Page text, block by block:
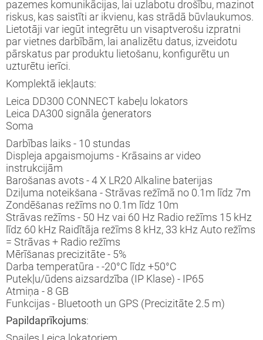
pazemes komunikācijas, lai uzlabotu drošību, mazinot
riskus, kas saistīti ar ikvienu, kas strādā būvlaukumos.
Lietotāji var iegūt integrētu un visaptverošu izpratni
par vietnes darbībām, lai analizētu datus, izveidotu
pārskatus par produktu lietošanu, konfigurētu un
uzturētu ierīci.
Komplektā iekļauts:
Leica DD300 CONNECT kabeļu lokators
Leica DA300 signāla ģenerators
Soma
Darbības laiks - 10 stundas
Displeja apgaismojums - Krāsains ar video
instrukcijām
Barošanas avots - 4 X LR20 Alkaline baterijas
Dziļuma noteikšana - Strāvas režīmā no 0.1m līdz 7m
Zondēšanas režīms no 0.1m līdz 10m
Strāvas režīms - 50 Hz vai 60 Hz Radio režīms 15 kHz
līdz 60 kHz Raidītāja režīms 8 kHz, 33 kHz Auto režīms
= Strāvas + Radio režīms
Mērīšanas precizitāte - 5%
Darba temperatūra - -20°C līdz +50°C
Putekļu/ūdens aizsardzība (IP Klase) - IP65
Atmiņa - 8 GB
Funkcijas - Bluetooth un GPS (Precizitāte 2.5 m)
Papildaprīkojums:
svari
lādētāji un palaidēji
degvielas uzpildes sistēmas
degvielas uzpildes un
sistēmas
kurināmā tvertnes
ūdens tvertnes
mobilie metāla žogi un vārti
infrasarkanās termokameras
staru uztvērēji